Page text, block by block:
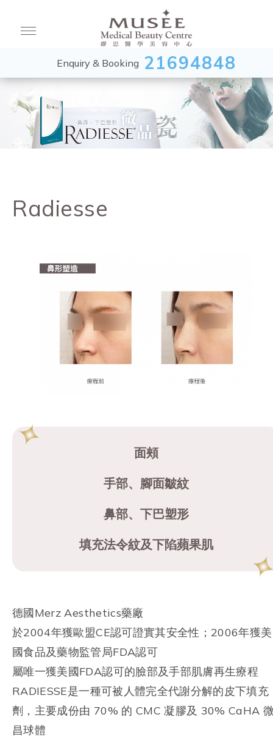
Enquiry & Booking 21694848
Radiesse
面頰
手部、腳面皺紋
鼻部、下巴塑形
填充法令紋及下陷蘋果肌
德國Merz Aesthetics藥廠
於2004年獲歐盟CE認可證實其安全性；2006年獲美
國食品及藥物監管局FDA認可
屬唯一獲美國FDA認可的臉部及手部肌膚再生療程
RADIESSE是一種可被人體完全代謝分解的皮下填充
劑，主要成份由 70% 的 CMC 凝膠及 30% CaHA
昌球體